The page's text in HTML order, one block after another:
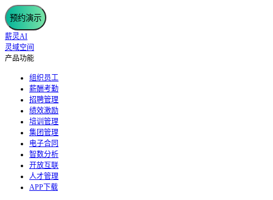
预约演示
薪灵AI
灵域空间
产品功能
组织员工
薪酬考勤
招聘管理
绩效激励
培训管理
集团管理
电子合同
智数分析
开放互联
人才管理
APP下载